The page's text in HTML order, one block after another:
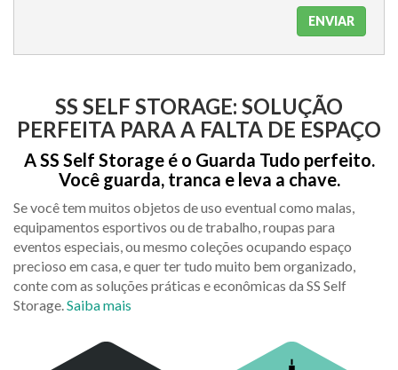
SS SELF STORAGE: SOLUÇÃO
PERFEITA PARA A FALTA DE ESPAÇO
A SS Self Storage é o Guarda Tudo perfeito.
Você guarda, tranca e leva a chave.
Se você tem muitos objetos de uso eventual como malas,
equipamentos esportivos ou de trabalho, roupas para
eventos especiais, ou mesmo coleções ocupando espaço
precioso em casa, e quer ter tudo muito bem organizado,
conte com as soluções práticas e econômicas da SS Self
Storage.Saiba mais